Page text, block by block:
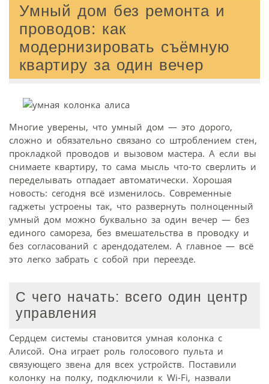
Умный дом без ремонта и
проводов: как
модернизировать съёмную
квартиру за один вечер
Многие уверены, что умный дом — это дорого,
сложно и обязательно связано со штроблением стен,
прокладкой проводов и вызовом мастера. А если вы
снимаете квартиру, то сама мысль что-то сверлить и
переделывать отпадает автоматически. Хорошая
новость: сегодня всё изменилось. Современные
гаджеты устроены так, что развернуть полноценный
умный дом можно буквально за один вечер — без
единого самореза, без вмешательства в проводку и
без согласований с арендодателем. А главное — всё
это легко забрать с собой при переезде.
С чего начать: всего один центр
управления
Сердцем системы становится умная колонка с
Алисой. Она играет роль голосового пульта и
связующего звена для всех устройств. Поставили
колонку на полку, подключили к Wi-Fi, назвали